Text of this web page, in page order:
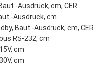
Ausdruck, cm, CER
Ausdruck, cm
Baut.-Ausdruck, cm, CER
RS-232, cm
cm
cm